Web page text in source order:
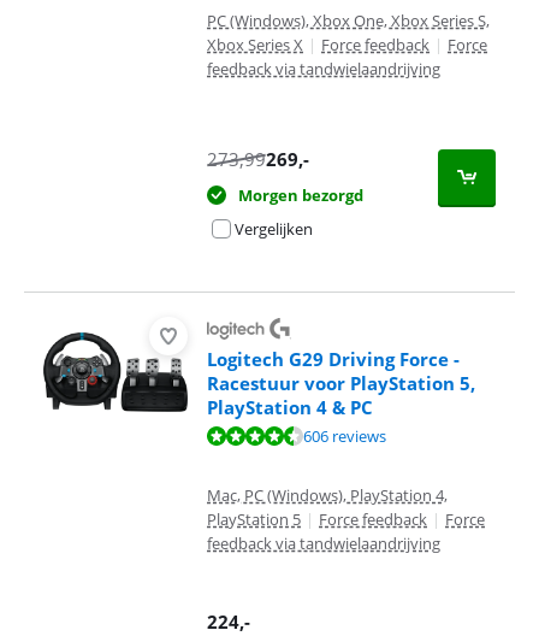
PC (Windows), Xbox One, Xbox Series S,
Xbox Series X | Force feedback | Force
feedback via tandwielaandrijving
273,99269,-
Morgen bezorgd
Vergelijken
Logitech G29 Driving Force -
Racestuur voor PlayStation 5,
PlayStation 4 & PC
Beoordeling is 9,3 van de 10, gebaseerd op 606 reviews.
606 reviews
Mac, PC (Windows), PlayStation 4,
PlayStation 5 | Force feedback | Force
feedback via tandwielaandrijving
224,-